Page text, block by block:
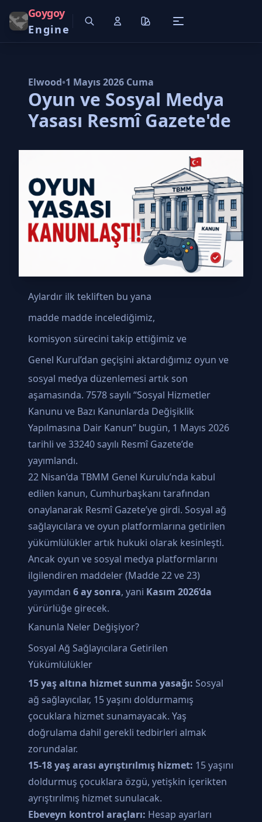
Goygoy
Engine
Elwood•1 Mayıs 2026 Cuma
Oyun ve Sosyal Medya
Yasası Resmî Gazete'de
Aylardır ilk tekliften bu yana
madde madde incelediğimiz,
komisyon sürecini takip ettiğimiz ve
Genel Kurul’dan geçişini aktardığımız oyun ve
sosyal medya düzenlemesi artık son
aşamasında. 7578 sayılı “Sosyal Hizmetler
Kanunu ve Bazı Kanunlarda Değişiklik
Yapılmasına Dair Kanun” bugün, 1 Mayıs 2026
tarihli ve 33240 sayılı Resmî Gazete’de
yayımlandı.
22 Nisan’da TBMM Genel Kurulu’nda kabul
edilen kanun, Cumhurbaşkanı tarafından
onaylanarak Resmî Gazete’ye girdi. Sosyal ağ
sağlayıcılara ve oyun platformlarına getirilen
yükümlülükler artık hukuki olarak kesinleşti.
Ancak oyun ve sosyal medya platformlarını
ilgilendiren maddeler (Madde 22 ve 23)
yayımdan 6 ay sonra, yani Kasım 2026’da
yürürlüğe girecek.
Kanunla Neler Değişiyor?
Sosyal Ağ Sağlayıcılara Getirilen
Yükümlülükler
15 yaş altına hizmet sunma yasağı: Sosyal
ağ sağlayıcılar, 15 yaşını doldurmamış
çocuklara hizmet sunamayacak. Yaş
doğrulama dahil gerekli tedbirleri almak
zorundalar.
15-18 yaş arası ayrıştırılmış hizmet: 15 yaşını
doldurmuş çocuklara özgü, yetişkin içerikten
ayrıştırılmış hizmet sunulacak.
Ebeveyn kontrol araçları: Hesap ayarları